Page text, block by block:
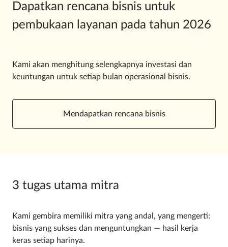
Dapatkan rencana bisnis untuk
pembukaan layanan pada tahun 2026
Kami akan menghitung selengkapnya investasi dan
keuntungan untuk setiap bulan operasional bisnis.
Mendapatkan rencana bisnis
3 tugas utama mitra
Kami gembira memiliki mitra yang andal, yang mengerti:
bisnis yang sukses dan menguntungkan — hasil kerja
keras setiap harinya.